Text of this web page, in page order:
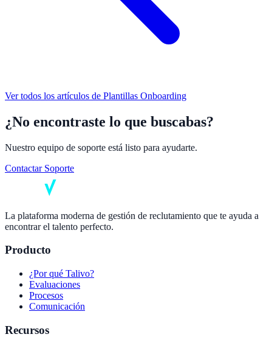
Ver todos los artículos de Plantillas Onboarding
¿No encontraste lo que buscabas?
Nuestro equipo de soporte está listo para ayudarte.
Contactar Soporte
La plataforma moderna de gestión de reclutamiento que te ayuda a
encontrar el talento perfecto.
Producto
¿Por qué Talivo?
Evaluaciones
Procesos
Comunicación
Recursos